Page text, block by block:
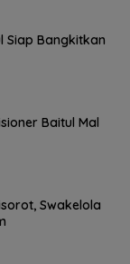
Siap Bangkitkan
Baitul Mal
Swakelola